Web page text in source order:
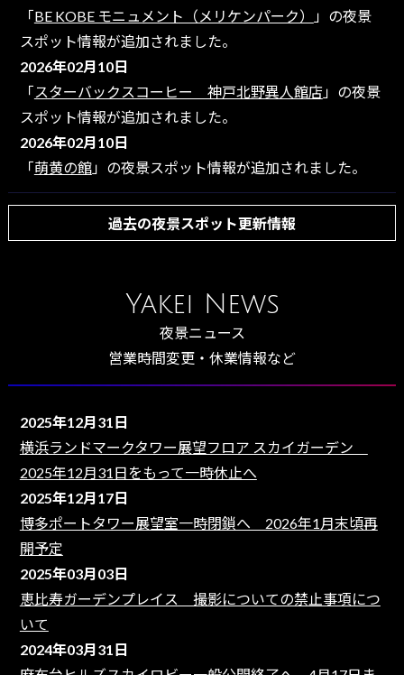
「BE KOBE モニュメント（メリケンパーク）
」の夜景
スポット情報が追加されました。
2026年02月10日
「スターバックスコーヒー 神戸北野異人館店」の夜景
スポット情報が追加されました。
2026年02月10日
「萌黄の館」の夜景スポット情報が追加されました。
過去の夜景スポット更新情報
Yakei News
夜景ニュース
営業時間変更・休業情報など
2025年12月31日
横浜ランドマークタワー展望フロア スカイガーデン
2025年12月31日をもって一時休止へ
2025年12月17日
博多ポートタワー展望室一時閉鎖へ 2026年1月末頃再
開予定
2025年03月03日
恵比寿ガーデンプレイス 撮影についての禁止事項につ
いて
2024年03月31日